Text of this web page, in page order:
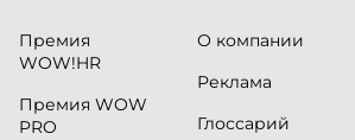
Премия
WOW!HR
Премия WOW
PRO
О компании
Реклама
Глоссарий